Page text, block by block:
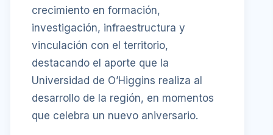
crecimiento en formación,
investigación, infraestructura y
vinculación con el territorio,
destacando el aporte que la
Universidad de O’Higgins realiza al
desarrollo de la región, en momentos
que celebra un nuevo aniversario.